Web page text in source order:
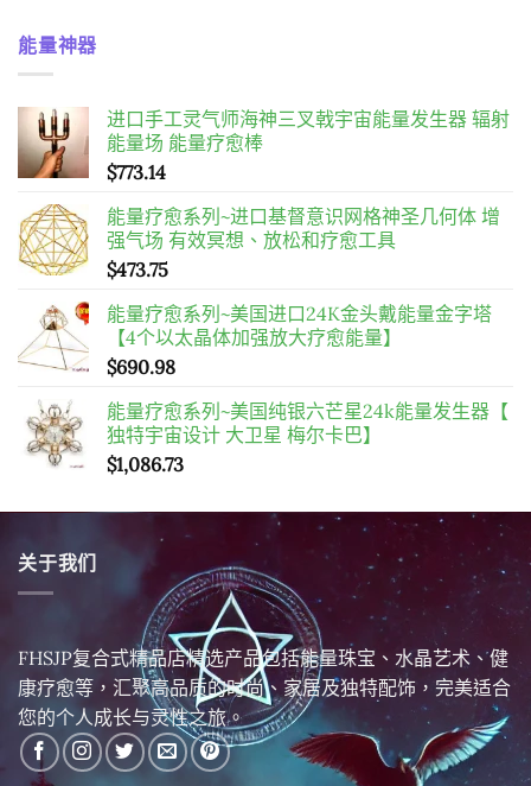
能量神器
进口手工灵气师海神三叉戟宇宙能量发生器 辐射
能量场 能量疗愈棒
$773.14
能量疗愈系列~进口基督意识网格神圣几何体 增
强气场 有效冥想、放松和疗愈工具
$473.75
能量疗愈系列~美国进口24K金头戴能量金字塔
【4个以太晶体加强放大疗愈能量】
$690.98
能量疗愈系列~美国纯银六芒星24k能量发生器【
独特宇宙设计 大卫星 梅尔卡巴】
$1,086.73
关于我们
FHSJP复合式精品店精选产品包括能量珠宝、水晶艺术、健
康疗愈等，汇聚高品质的时尚、家居及独特配饰，完美适合
您的个人成长与灵性之旅。